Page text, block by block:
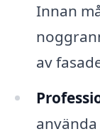
Innan
av